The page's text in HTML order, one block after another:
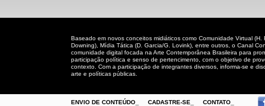
Baseado em novos conceitos midiáticos como Comunidade Virtual (H.
Downing), Mídia Tática (D. Garcia/G. Lovink), entre outros, o Canal
comunidade digital focada na Arte Contemporânea Brasileira para
participação política e senso de pertencimento, com o objetivo de
contexto. Com a participação de integrantes diversos, informa-se e
arte e políticas públicas.
ENVIO DE CONTEÚDO_ CADASTRE-SE_ CONTATO_